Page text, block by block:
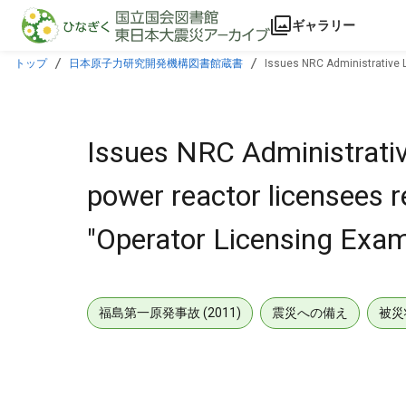
本文に飛ぶ
ギャラリー
トップ 日本原子力研究開発機構図書館蔵書 Issues NRC Administrative
Issues NRC
power reactor licensees
"Operator Licensing
福島第一原発事故 (2011) 震災への備え 被災